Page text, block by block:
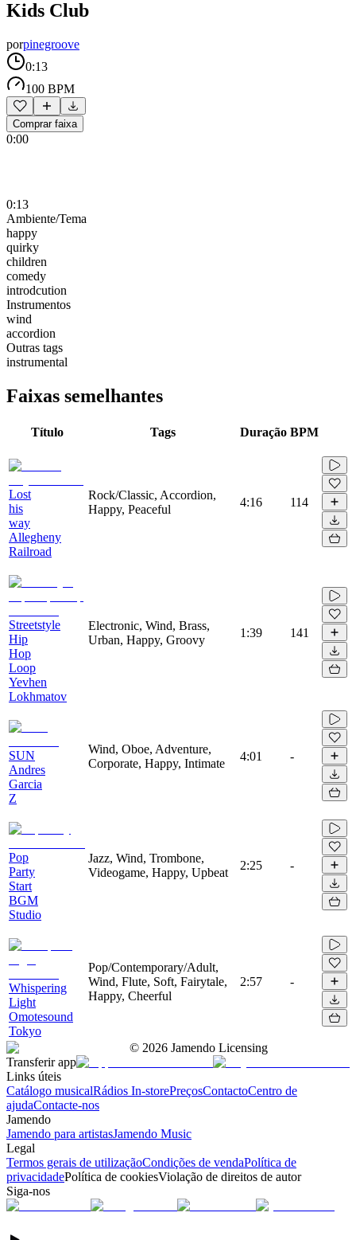
Kids Club
porpinegroove
0:13
100 BPM
Comprar faixa
0:00
0:13
Ambiente/Tema
happy
quirky
children
comedy
introdcution
Instrumentos
wind
accordion
Outras tags
instrumental
Faixas semelhantes
Título Tags Duração BPM
Lost
his
way
Allegheny
Railroad
Rock/Classic, Accordion,
Happy, Peaceful
4:16 114
Streetstyle
Hip
Hop
Loop
Yevhen
Lokhmatov
Electronic, Wind, Brass,
Urban, Happy, Groovy
1:39 141
SUN
Andres
Garcia
Z
Wind, Oboe, Adventure,
Corporate, Happy, Intimate
4:01 -
Pop
Party
Start
BGM
Studio
Jazz, Wind, Trombone,
Videogame, Happy, Upbeat
2:25 -
Whispering
Light
Omotesound
Tokyo
Pop/Contemporary/Adult,
Wind, Flute, Soft, Fairytale,
Happy, Cheerful
2:57 -
© 2026 Jamendo Licensing
Transferir app
Links úteis
Catálogo musicalRádios In-storePreçosContactoCentro de
ajudaContacte-nos
Jamendo
Jamendo para artistasJamendo Music
Legal
Termos gerais de utilizaçãoCondições de vendaPolítica de
privacidadePolítica de cookiesViolação de direitos de autor
Siga-nos